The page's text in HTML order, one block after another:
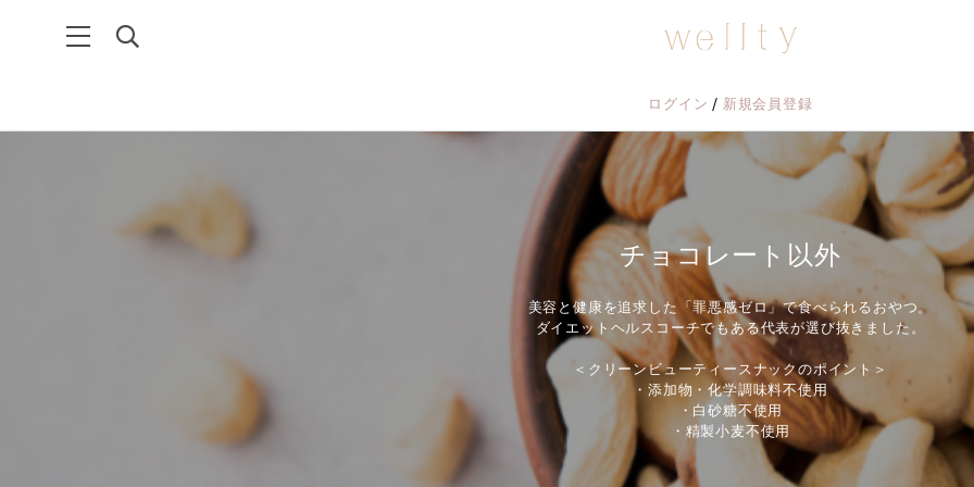
ログイン/ 新規会員登録
チョコレート以外
美容と健康を追求した「罪悪感ゼロ」で食べられるおやつ。
ダイエットヘルスコーチでもある代表が選び抜きました。
＜クリーンビューティースナックのポイント＞
・添加物・化学調味料不使用
・白砂糖不使用
・精製小麦不使用